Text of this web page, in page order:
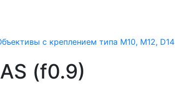
с креплением типа M10, M12, D14
(f0.9)